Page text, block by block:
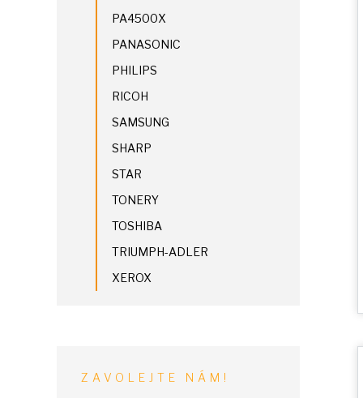
PA4500X
PANASONIC
PHILIPS
RICOH
SAMSUNG
SHARP
STAR
TONERY
TOSHIBA
TRIUMPH-ADLER
XEROX
ZAVOLEJTE NÁM!